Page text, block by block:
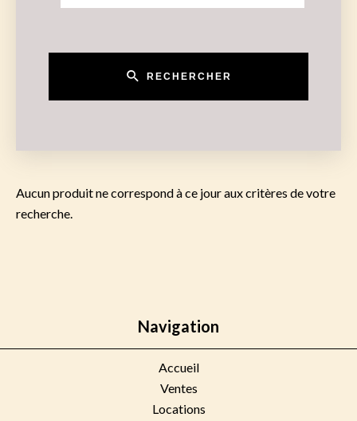
Aucun produit ne correspond à ce jour aux critères de votre
recherche.
RECHERCHER
Navigation
Accueil
Ventes
Locations